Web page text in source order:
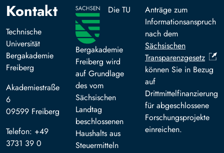
Kontakt
Technische
Universität
Bergakademie
Freiberg
Akademiestraße
6
09599 Freiberg
Telefon: +49
3731 39 0
Die TU
Bergakademie
Freiberg wird
auf Grundlage
des vom
Sächsischen
Landtag
beschlossenen
Haushalts aus
Steuermitteln
Anträge zum
Informationsanspruch
nach dem
Sächsischen
Transparenzgesetz
können Sie in Bezug
auf
Drittmittelfinanzierung
für abgeschlossene
Forschungsprojekte
einreichen.